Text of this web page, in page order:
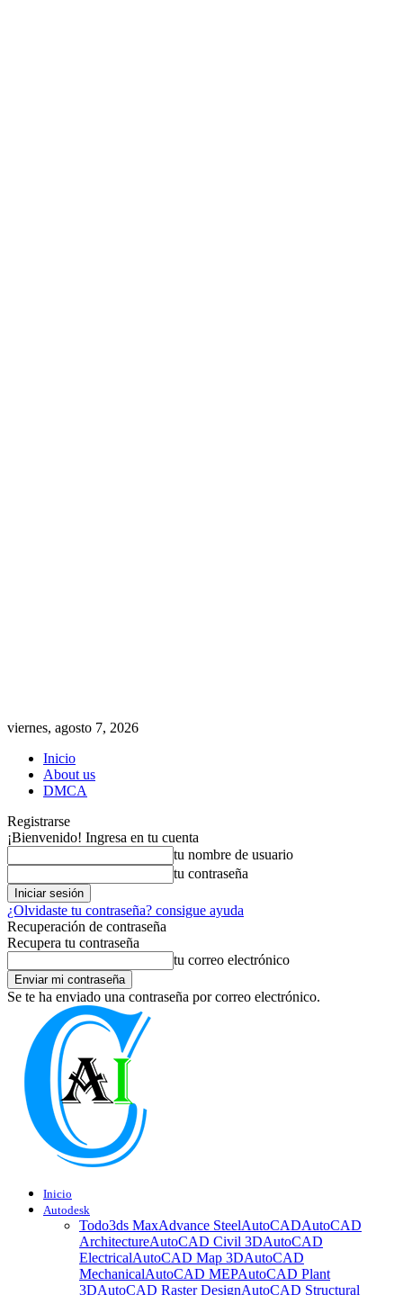
viernes, agosto 7, 2026
Inicio
About us
DMCA
Registrarse
¡Bienvenido! Ingresa en tu cuenta
tu nombre de usuario
tu contraseña
¿Olvidaste tu contraseña? consigue ayuda
Recuperación de contraseña
Recupera tu contraseña
tu correo electrónico
Se te ha enviado una contraseña por correo electrónico.
Inicio
Autodesk
Todo3ds MaxAdvance SteelAutoCADAutoCAD
ArchitectureAutoCAD Civil 3DAutoCAD
ElectricalAutoCAD Map 3DAutoCAD
MechanicalAutoCAD MEPAutoCAD Plant
3DAutoCAD Raster DesignAutoCAD Structural